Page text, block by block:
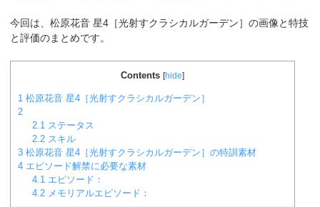
今回は、松原花音 星4［光射すクラシカルガーデン］の画像と特技
と評価のまとめです。
Contents [hide]
1 松原花音 星4［光射すクラシカルガーデン］
2
2.1 ステータス
2.2 スキル
3 松原花音 星4［光射すクラシカルガーデン］の特訓素材
4 エピソード解禁に必要な素材
4.1 エピソード：
4.2 メモリアルエピソード：